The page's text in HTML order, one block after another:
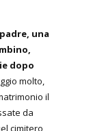
una
dopo
molto,
il
da
cimitero